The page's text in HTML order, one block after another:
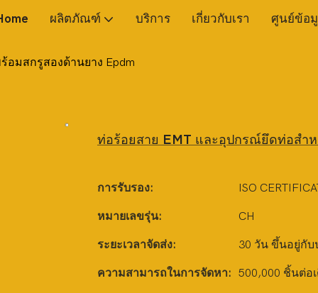
ผลิตภัณฑ์ บริการ เกี่ยวกับเรา ศูนย์ข้อ
มสกรูสองด้านยาง Epdm
ท่อร้อยสาย EMT และอุปกรณ์ยึดท่อสำ
การรับรอง: ISO
หมายเลขรุ่น: CH
ระยะเวลาจัดส่ง: 30 วัน ขึ้นอยู่กั
ความสามารถในการจัดหา: 500,000 ชิ้นต่อ